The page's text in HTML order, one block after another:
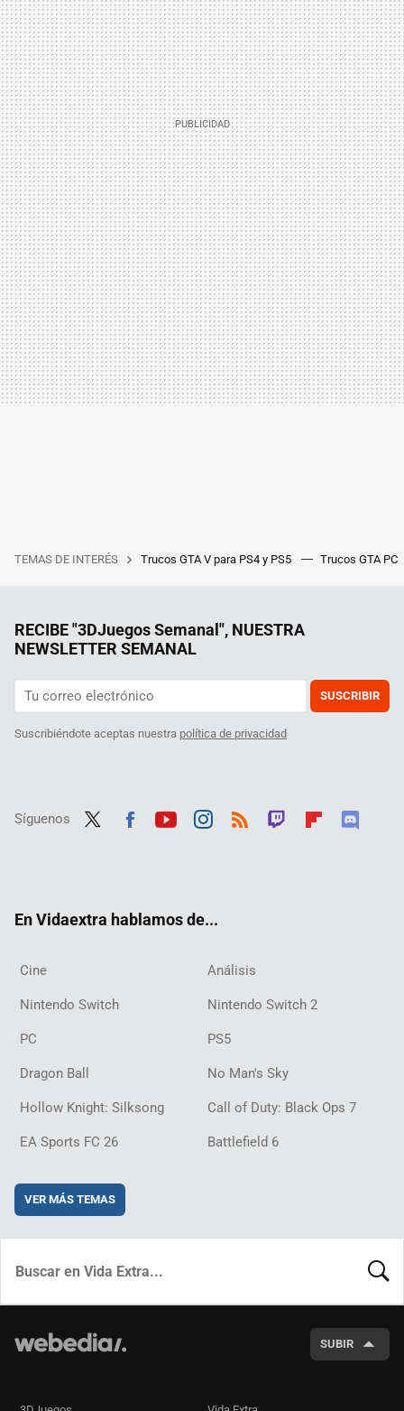
TEMAS DE INTERÉS Trucos GTA V para PS4 y PS5 Trucos GTA PC
RECIBE "3DJuegos Semanal", NUESTRA
NEWSLETTER SEMANAL
SUSCRIBIR
Suscribiéndote aceptas nuestra política de privacidad
Síguenos
En Vidaextra hablamos de...
Cine Análisis
Nintendo Switch Nintendo Switch 2
PC PS5
Dragon Ball No Man's Sky
Hollow Knight: Silksong Call of Duty: Black Ops 7
EA Sports FC 26 Battlefield 6
VER MÁS TEMAS
SUBIR